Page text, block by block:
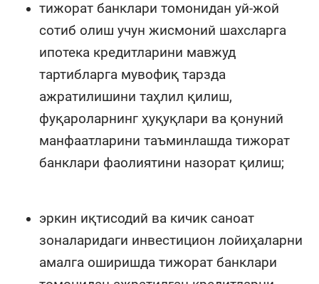
тижорат банклари томонидан уй-жой
сотиб олиш учун жисмоний шахсларга
ипотека кредитларини мавжуд
тартибларга мувофиқ тарзда
ажратилишини таҳлил қилиш,
фуқароларнинг ҳуқуқлари ва қонуний
манфаатларини таъминлашда тижорат
банклари фаолиятини назорат қилиш;
эркин иқтисодий ва кичик саноат
зоналаридаги инвестицион лойиҳаларни
амалга оширишда тижорат банклари